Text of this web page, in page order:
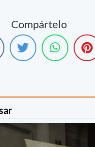
Compártelo